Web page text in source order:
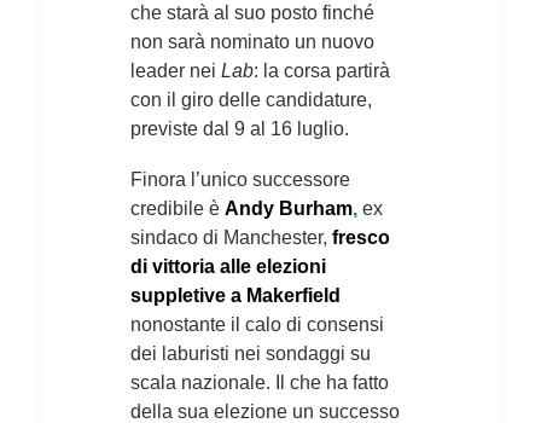
che starà al suo posto finché
non sarà nominato un nuovo
leader nei Lab: la corsa partirà
con il giro delle candidature,
previste dal 9 al 16 luglio.
Finora l’unico successore
credibile è Andy Burham, ex
sindaco di Manchester, fresco
di vittoria alle elezioni
suppletive a Makerfield
nonostante il calo di consensi
dei laburisti nei sondaggi su
scala nazionale. Il che ha fatto
della sua elezione un successo